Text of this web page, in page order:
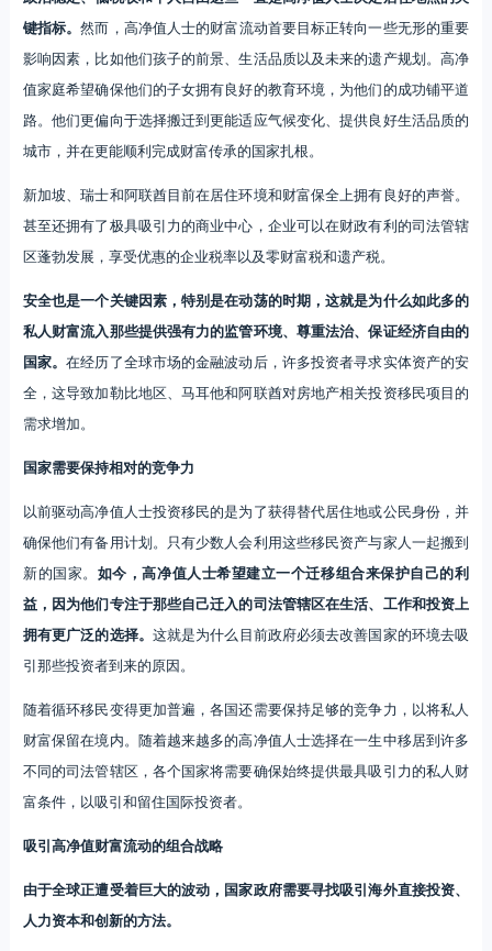
键指标。然而，高净值人士的财富流动首要目标正转向一些无形的重要
影响因素，比如他们孩子的前景、生活品质以及未来的遗产规划。高净
值家庭希望确保他们的子女拥有良好的教育环境，为他们的成功铺平道
路。他们更偏向于选择搬迁到更能适应气候变化、提供良好生活品质的
城市，并在更能顺利完成财富传承的国家扎根。
新加坡、瑞士和阿联酋目前在居住环境和财富保全上拥有良好的声誉。
甚至还拥有了极具吸引力的商业中心，企业可以在财政有利的司法管辖
区蓬勃发展，享受优惠的企业税率以及零财富税和遗产税。
安全也是一个关键因素，特别是在动荡的时期，这就是为什么如此多的
私人财富流入那些提供强有力的监管环境、尊重法治、保证经济自由的
国家。在经历了全球市场的金融波动后，许多投资者寻求实体资产的安
全，这导致加勒比地区、马耳他和阿联酋对房地产相关投资移民项目的
需求增加。
国家需要保持相对的竞争力
以前驱动高净值人士投资移民的是为了获得替代居住地或公民身份，并
确保他们有备用计划。只有少数人会利用这些移民资产与家人一起搬到
新的国家。 如今，高净值人士希望建立一个迁移组合来保护自己的利
益，因为他们专注于那些自己迁入的司法管辖区在生活、工作和投资上
拥有更广泛的选择。 这就是为什么目前政府必须去改善国家的环境去吸
引那些投资者到来的原因。
随着循环移民变得更加普遍，各国还需要保持足够的竞争力，以将私人
财富保留在境内。随着越来越多的高净值人士选择在一生中移居到许多
不同的司法管辖区，各个国家将需要确保始终提供最具吸引力的私人财
富条件，以吸引和留住国际投资者。
吸引高净值财富流动的组合战略
由于全球正遭受着巨大的波动，国家政府需要寻找吸引海外直接投资、
人力资本和创新的方法。